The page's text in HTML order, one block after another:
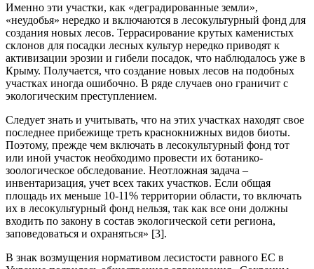
Именно эти участки, как «деградированные земли»,
«неудобья» нередко и включаются в лесокультурный фонд для
создания новых лесов. Террасирование крутых каменистых
склонов для посадки лесных культур нередко приводят к
активизации эрозии и гибели посадок, что наблюдалось уже в
Крыму. Получается, что создание новых лесов на подобных
участках иногда ошибочно. В ряде случаев оно граничит с
экологическим преступлением.
Следует знать и учитывать, что на этих участках находят свое
последнее прибежище треть краснокнижных видов биоты.
Поэтому, прежде чем включать в лесокультурный фонд тот
или иной участок необходимо провести их ботанико-
зоологическое обследование. Неотложная задача –
инвентаризация, учет всех таких участков. Если общая
площадь их меньше 10-11% территории области, то включать
их в лесокультурный фонд нельзя, так как все они должны
входить по закону в состав экологической сети региона,
заповедоваться и охраняться» [3].
В знак возмущения нормативом лесистости равного ЕС в